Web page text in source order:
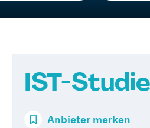
IST-
Anbieter merken